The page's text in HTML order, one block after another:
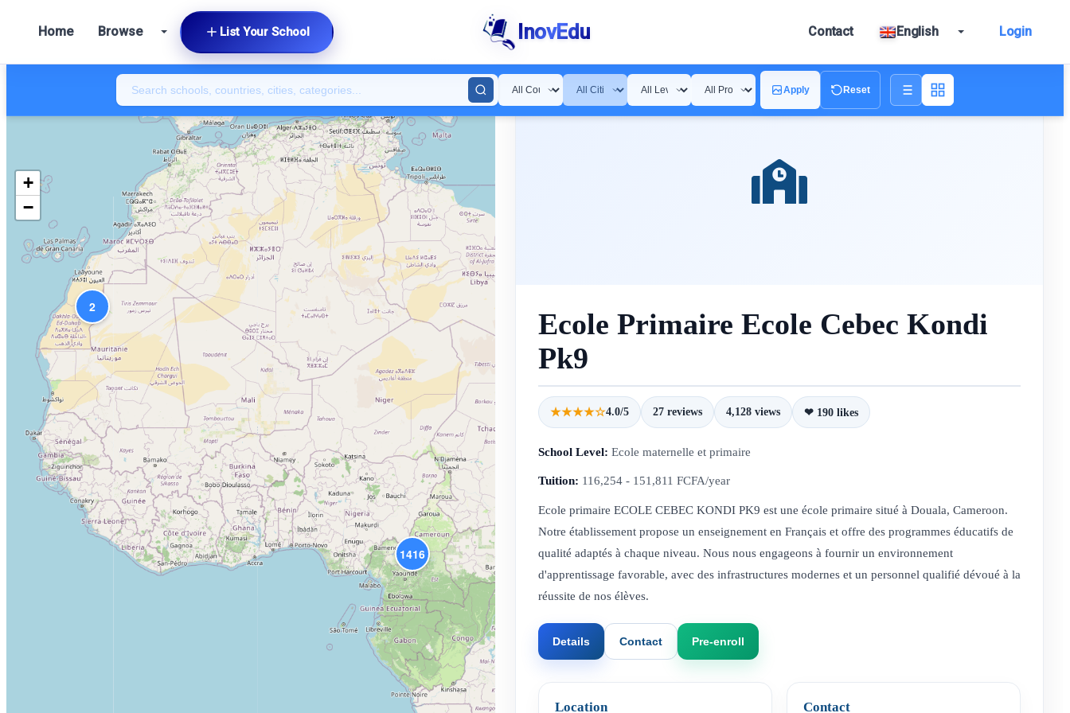
Home Browse List Your School InovEdu Contact English Login
Apply Reset
2
1416
+
−
Ecole Primaire Ecole Cebec Kondi
Pk9
★★★★☆4.0/5 27 reviews 4,128 views ❤ 190 likes
School Level: Ecole maternelle et primaire
Tuition: 116,254 - 151,811 FCFA/year
Ecole primaire ECOLE CEBEC KONDI PK9 est une école primaire situé à Douala, Cameroon.
Notre établissement propose un enseignement en Français et offre des programmes éducatifs de
qualité adaptés à chaque niveau. Nous nous engageons à fournir un environnement
d'apprentissage favorable, avec des infrastructures modernes et un personnel qualifié dévoué à la
réussite de nos élèves.
Details Contact Pre-enroll
Location Contact